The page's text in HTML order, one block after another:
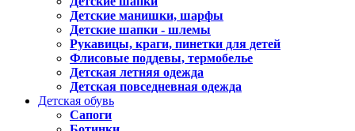
Детские манишки, шарфы
Детские шапки - шлемы
Рукавицы, краги, пинетки для детей
Флисовые поддевы, термобелье
Детская летняя одежда
Детская повседневная одежда
Детская обувь
Сапоги